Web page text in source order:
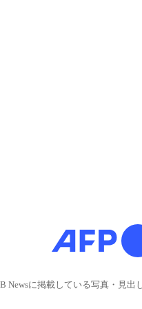
Newsに掲載している写真・見出